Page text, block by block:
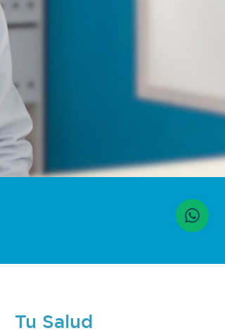
Medicine
especializados en
deportiva. Tu salud es
del éxito.
Tu Salud